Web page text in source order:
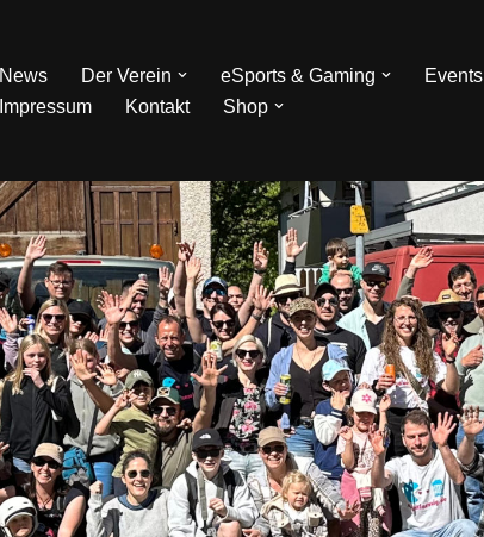
News Der Verein eSports & Gaming Events
Impressum
Kontakt Shop